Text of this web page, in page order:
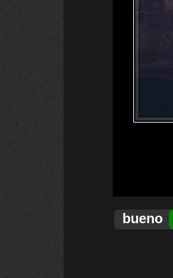
bueno